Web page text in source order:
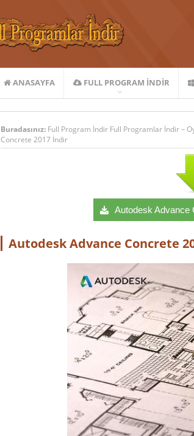
ANASAYFA FULL PROGRAM INDIR
Buradasınız: Full Program İndir Full Programlar İndir –
Concrete 2017 İndir
Autodesk Advance
Autodesk Advance Concrete